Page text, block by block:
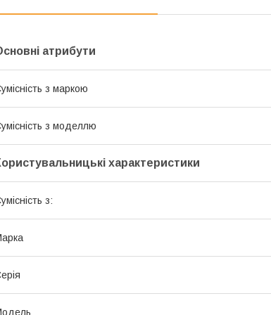
атрибути
з маркою
з моделлю
характеристики
з: